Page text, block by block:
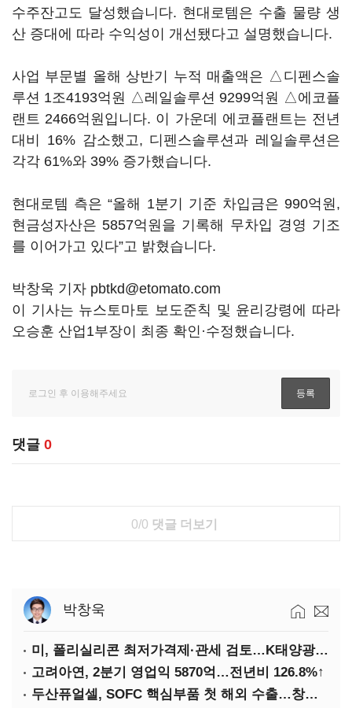
수주잔고도 달성했습니다. 현대로템은 수출 물량 생
산 증대에 따라 수익성이 개선됐다고 설명했습니다.
사업 부문별 올해 상반기 누적 매출액은 △디펜스솔
루션 1조4193억원 △레일솔루션 9299억원 △에코플
랜트 2466억원입니다. 이 가운데 에코플랜트는 전년
대비 16% 감소했고, 디펜스솔루션과 레일솔루션은
각각 61%와 39% 증가했습니다.
현대로템 측은 “올해 1분기 기준 차입금은 990억원,
현금성자산은 5857억원을 기록해 무차입 경영 기조
를 이어가고 있다”고 밝혔습니다.
박창욱 기자 pbtkd@etomato.com
이 기사는 뉴스토마토 보도준칙 및 윤리강령에 따라
오승훈 산업1부장이 최종 확인·수정했습니다.
댓글 0
0/0 댓글 더보기
박창욱
미, 폴리실리콘 최저가격제·관세 검토…K태양광 입지 확대 기대
고려아연, 2분기 영업익 5870억…전년비 126.8%↑
두산퓨얼셀, SOFC 핵심부품 첫 해외 수출…창사 이래 최대 규모